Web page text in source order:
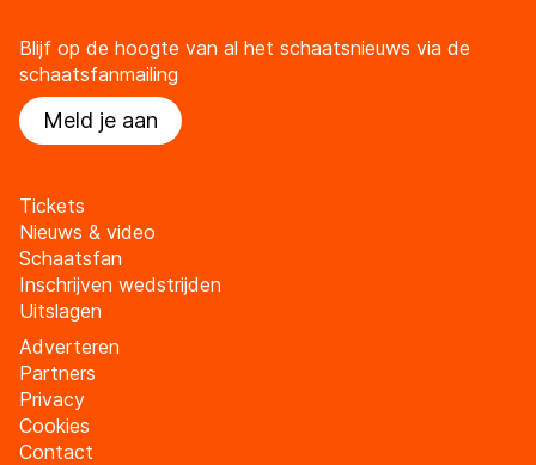
Blijf op de hoogte van al het schaatsnieuws via de
schaatsfanmailing
Meld je aan
Tickets
Nieuws & video
Schaatsfan
Inschrijven wedstrijden
Uitslagen
Adverteren
Partners
Privacy
Cookies
Contact